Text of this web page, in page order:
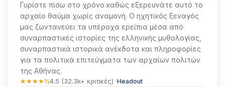
Γυρίστε πίσω στο χρόνο καθώς εξερευνάτε αυτό το
αρχαίο θαύμα χωρίς αναμονή. Ο ηχητικός ξεναγός
μας ζωντανεύει τα υπέροχα ερείπια μέσα από
συναρπαστικές ιστορίες της ελληνικής μυθολογίας,
συναρπαστικά ιστορικά ανέκδοτα και πληροφορίες
για τα πολιτικά επιτεύγματα των αρχαίων πολιτών
της Αθήνας.
★★★★½4.5 (32.3k+ κριτικές) ·Headout